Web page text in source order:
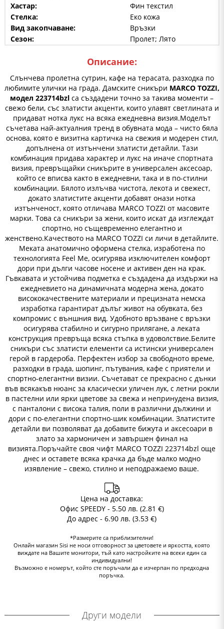
Хастар:
Фин текстил
Стелка:
Еко кожа
Вид закопчаване:
Връзки
Сезон:
Пролет; Лято
Описание:
Слънчева пролетна сутрин, кафе на терасата, разходка по
любимите улички на града. Дамските сникъри MARCO TOZZI,
модел 223714bzl са създадени точно за такива моменти –
свежо бели, със златисти акценти, които улавят светлината и
придават нотка лукс на всяка ежедневна визия.Моделът
съчетава най-актуалния тренд в обувната мода – чисто бяла
основа, която е визитна картичка на свежия и модерен стил,
допълнена от изтънчени златисти детайли. Тази
комбинация придава характер и лукс на иначе спортната
визия, превръщайки сникърите в универсален аксесоар,
който се вписва както в ежедневни, така и в по-стилни
комбинации. Бялото излъчва чистота, лекота и свежест,
докато златистите акценти добавят онази нотка
изтънченост, която отличава MARCO TOZZI от масовите
марки. Това са сникъри за жени, които искат да изглеждат
спортно, но същевременно елегантно и
женствено.Качеството на MARCO TOZZI си личи в детайлите.
Меката анатомично оформена стелка, изработена по
технологията Feel Me, осигурява изключителен комфорт
дори при дълги часове носене и активен ден на крак.
Гъвкавата и устойчива подметка е създадена да издържи на
ежедневието на динамичната модерна жена, докато
висококачествените материали и прецизната немска
изработка гарантират дълъг живот на обувката, без
компромис с външния вид. Удобното връзване с връзки
осигурява стабилно и сигурно прилягане, а леката
конструкция превръща всяка стъпка в удоволствие.Белите
сникъри със златисти елементи са истински универсален
герой в гардероба. Перфектен избор за свободното време,
разходки в града, шопинг, пътувания, кафе с приятели и
спортно-елегантни визии. Съчетават се прекрасно с дънки
във всякакъв нюанс за класически уличен лук, с летни рокли
в пастелни или ярки цветове за свежа и непринудена визия,
с панталони с висока талия, поли в различни дължини и
дори с по-елегантни спортно-шик комбинации. Златистите
детайли ви позволяват да добавите бижута и аксесоари в
злато за хармоничен и завършен финал на
визията.Поръчайте своя чифт MARCO TOZZI 223714bzl още
днес и оставете всяка крачка да бъде малко модно
изявление – свежо, стилно и неподражаемо ваше.
Цена на доставка:
Офис SPEEDY - 5.50 лв. (2.81 €)
До адрес - 6.90 лв. (3.53 €)
*Размерите са приблизителни!
Онлайн магазин Sisi не носи отговорност за цветовете и яркостта, която
виждате на Вашите монитори, тъй като настройките на всеки един са
индивидуални!
Възможно е номерът, който сте поръчали да е изчерпан по предходна
поръчка.
Други модели